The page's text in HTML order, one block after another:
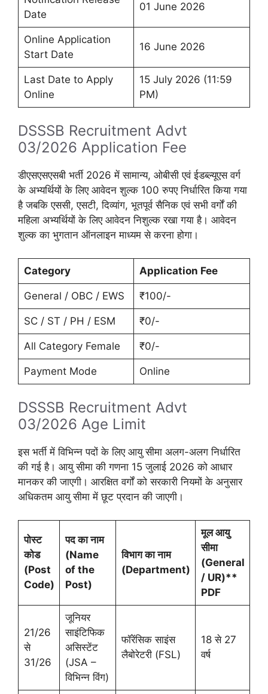
Date
01 June 2026
Online Application
Start Date
16 June 2026
Last Date to Apply
Online
15 July 2026 (11:59
PM)
DSSSB Recruitment Advt
03/2026 Application Fee
डीएसएसएसबी भर्ती 2026 में सामान्य, ओबीसी एवं ईडब्ल्यूएस वर्ग
के अभ्यर्थियों के लिए आवेदन शुल्क 100 रुपए निर्धारित किया गया
है जबकि एससी, एसटी, दिव्यांग, भूतपूर्व सैनिक एवं सभी वर्गों की
महिला अभ्यर्थियों के लिए आवेदन निशुल्क रखा गया है। आवेदन
शुल्क का भुगतान ऑनलाइन माध्यम से करना होगा।
Category Application Fee
General / OBC / EWS ₹100/-
SC / ST / PH / ESM ₹0/-
All Category Female ₹0/-
Payment Mode Online
DSSSB Recruitment Advt
03/2026 Age Limit
इस भर्ती में विभिन्न पदों के लिए आयु सीमा अलग-अलग निर्धारित
की गई है। आयु सीमा की गणना 15 जुलाई 2026 को आधार
मानकर की जाएगी। आरक्षित वर्गों को सरकारी नियमों के अनुसार
अधिकतम आयु सीमा में छूट प्रदान की जाएगी।
पोस्ट
कोड
(Post
Code)
पद का नाम
(Name
of the
Post)
विभाग का नाम
(Department)
मूल आयु
सीमा
(General
/ UR)**
PDF
21/26
से
31/26
जूनियर
साइंटिफिक
असिस्टेंट
(JSA –
विभिन्न विंग)
फॉरेंसिक साइंस
लैबोरेटरी (FSL)
18 से 27
वर्ष